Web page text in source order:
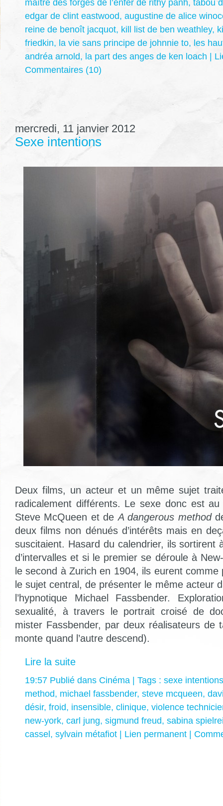
maître des forges de l’enfer de rithy panh, tabou
edgar de clint eastwood, augustine de alice
reine de benoît jacquot, kill list de ben weathley,
friedkin, la vie sans principe de johnnie to, les
andréa arnold, la part des anges de ken loach |
Commentaires (10)
mercredi, 11 janvier 2012
Sexe intentions
Deux films, un acteur et un même sujet
radicalement différents. Le sexe donc est
Steve McQueen et deA dangerous method
deux films non dénués d’intérêts mais en
suscitaient. Hasard du calendrier, ils sortirent
d’intervalles et si le premier se déroule à
le second à Zurich en 1904, ils eurent
le sujet central, de présenter le même acteur
l’hypnotique Michael Fassbender.
sexualité, à travers le portrait croisé de
mister Fassbender, par deux réalisateurs de
monte quand l’autre descend).
Lire la suite
19:57 Publié dans Cinéma | Tags : sexe intentions
method, michael fassbender, steve mcqueen,
désir, froid, insensible, clinique, violence
new-york, carl jung, sigmund freud, sabina
cassel , sylvain métafiot Lien permanent